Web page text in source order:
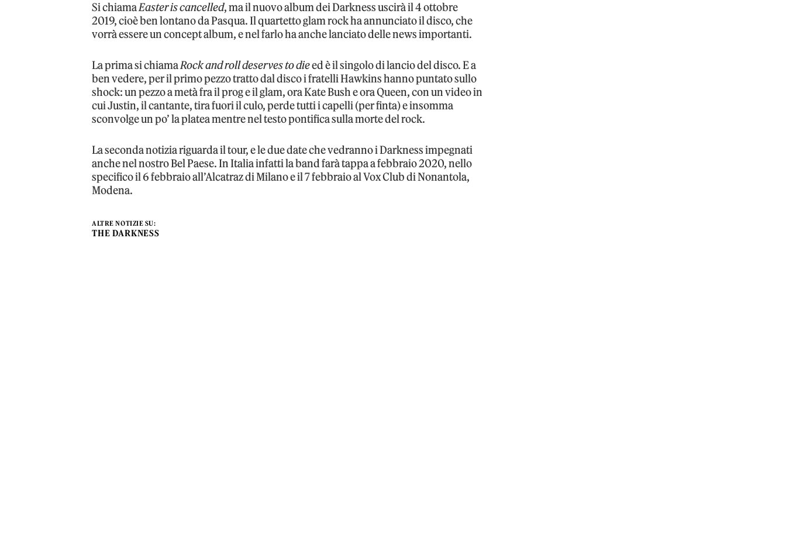
Si chiamaEaster is cancelled, ma il nuovo album dei Darkness uscirà il 4 ottobre
2019, cioè ben lontano da Pasqua. Il quartetto glam rock ha annunciato il disco, che
vorrà essere un concept album, e nel farlo ha anche lanciato delle news importanti.
La prima si chiamaRock and roll deserves to dieed è il singolo di lancio del disco. E a
ben vedere, per il primo pezzo tratto dal disco i fratelli Hawkins hanno puntato sullo
shock: un pezzo a metà fra il prog e il glam, ora Kate Bush e ora Queen, con un video in
cui Justin, il cantante, tira fuori il culo, perde tutti i capelli (per finta) e insomma
sconvolge un po’ la platea mentre nel testo pontifica sulla morte del rock.
La seconda notizia riguarda il tour, e le due date che vedranno i Darkness impegnati
anche nel nostro Bel Paese. In Italia infatti la band farà tappa a febbraio 2020, nello
specifico il 6 febbraio all’Alcatraz di Milano e il 7 febbraio al Vox Club di Nonantola,
Modena.
ALTRE NOTIZIE SU:
THE DARKNESS